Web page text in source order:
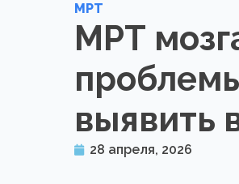
МРТ
МРТ
выявить
28 апреля, 2026